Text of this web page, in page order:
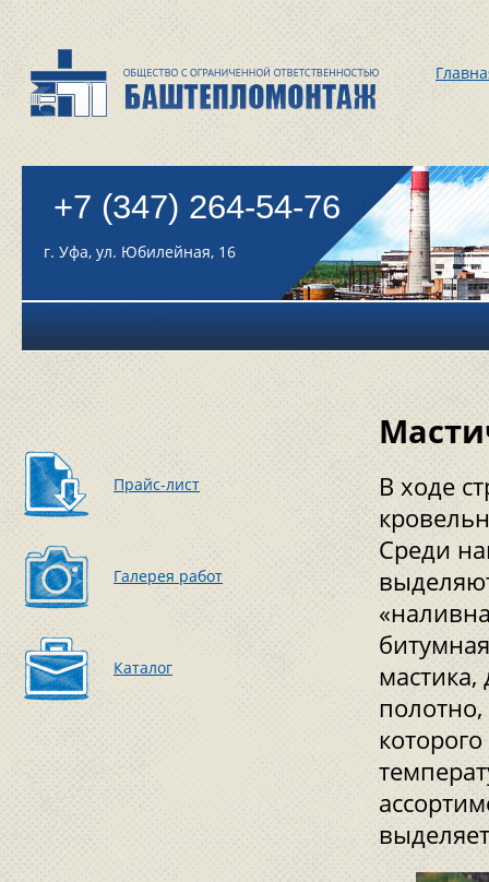
+7 (347) 264-54-76
г. Уфа, ул. Юбилейная, 16
Прайс-лист
Галерея работ
Каталог
В ходе
Среди
мастика,